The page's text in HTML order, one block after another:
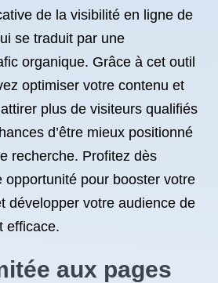
de la visibilité en ligne de
se traduit par une
organique. Grâce à cet outil
optimiser votre contenu et
plus de visiteurs qualifiés
d’être mieux positionné
recherche. Profitez dès
opportunité pour booster votre
développer votre audience de
efficace.
aux pages